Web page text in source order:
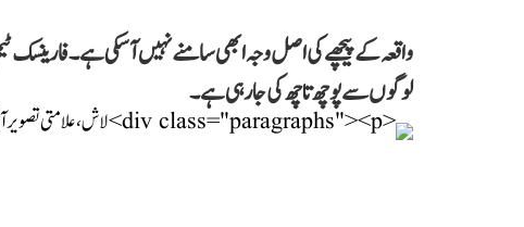
واقعہ کے پیچھے کی اصل وجہ ابھی سامنے نہیں آ سکی ہے۔
لوگوں سے پوچھ تاچھ کی جا رہی ہے۔